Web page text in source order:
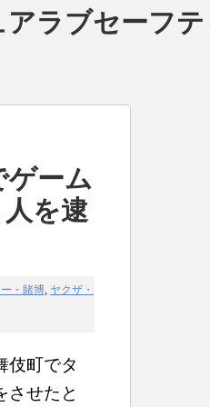
ラブセーフテ
ゲーム
を逮
・賭博, ヤクザ・
伎町でタ
させたと